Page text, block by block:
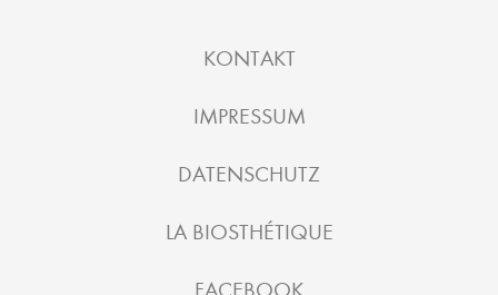
KONTAKT
IMPRESSUM
DATENSCHUTZ
LA BIOSTHÉTIQUE